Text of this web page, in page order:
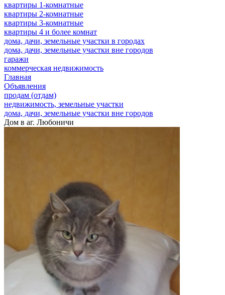
квартиры 1-комнатные
квартиры 2-комнатные
квартиры 3-комнатные
квартиры 4 и более комнат
дома, дачи, земельные участки в городах
дома, дачи, земельные участки вне городов
гаражи
коммерческая недвижимость
Главная
Объявления
продам (отдам)
недвижимость, земельные участки
дома, дачи, земельные участки вне городов
Дом в аг. Любоничи